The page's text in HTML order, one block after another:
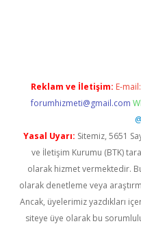
Reklam ve İletişim: E-mail:
forumhizmeti@gmail.com
Yasal Uyarı: Sitemiz, 5651
ve İletişim Kurumu (BTK)
olarak hizmet vermektedir.
olarak denetleme veya
Ancak, üyelerimiz yazdıkları
siteye üye olarak bu